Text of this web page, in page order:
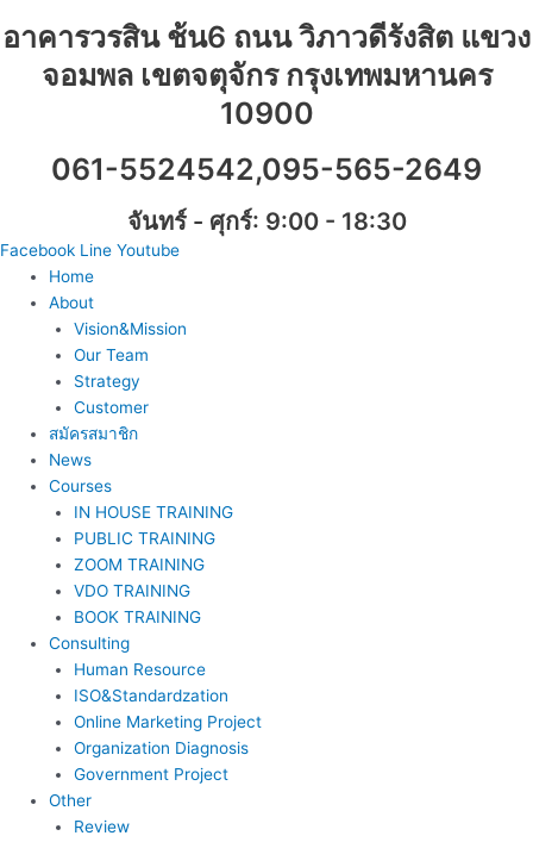
to
content
อาคารวรสิน ช้น6 ถนน วิภาวดีรังสิต แขวง
จอมพล เขตจตุจักร กรุงเทพมหานคร
10900
061-5524542,095-565-2649
จันทร์ - ศุกร์: 9:00 - 18:30
Facebook Line Youtube
Home
About
Vision&Mission
Our Team
Strategy
Customer
สมัครสมาชิก
News
Courses
IN HOUSE TRAINING
PUBLIC TRAINING
ZOOM TRAINING
VDO TRAINING
BOOK TRAINING
Consulting
Human Resource
ISO&Standardzation
Online Marketing Project
Organization Diagnosis
Government Project
Other
Review